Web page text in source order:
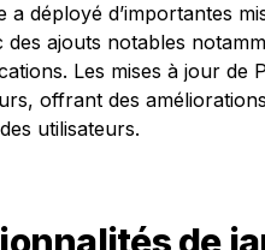
a déployé d’importantes
ajouts notables
Les mises à jour de
offrant des
utilisateurs.